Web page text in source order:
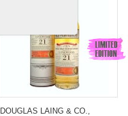
DOUGLAS LAING & CO.,